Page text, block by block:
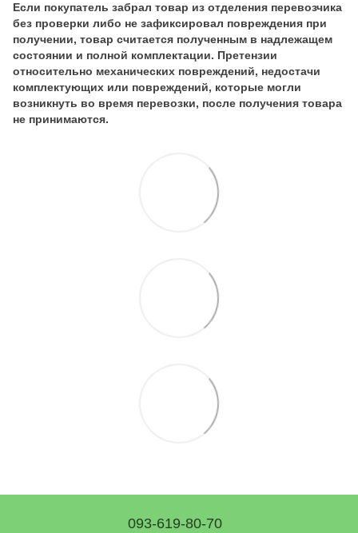
Если покупатель забрал товар из отделения перевозчика
без проверки либо не зафиксировал повреждения при
получении, товар считается полученным в надлежащем
состоянии и полной комплектации. Претензии
относительно механических повреждений, недостачи
комплектующих или повреждений, которые могли
возникнуть во время перевозки, после получения товара
не принимаются.
093-619-80-70